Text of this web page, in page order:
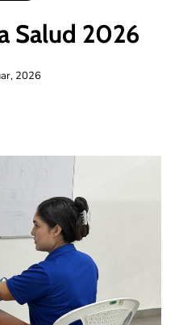
Salud 2026
2026